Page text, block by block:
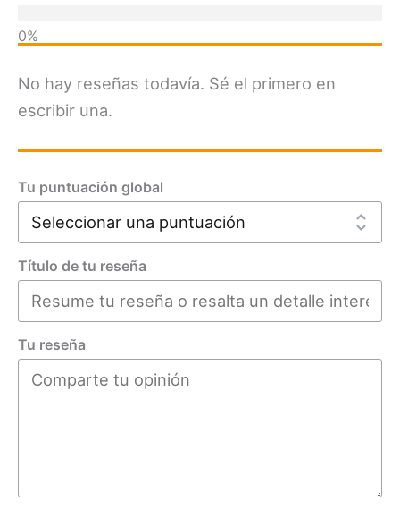
No hay reseñas todavía. Sé el primero en
escribir una.
Tu puntuación global
Título de tu reseña
Tu reseña